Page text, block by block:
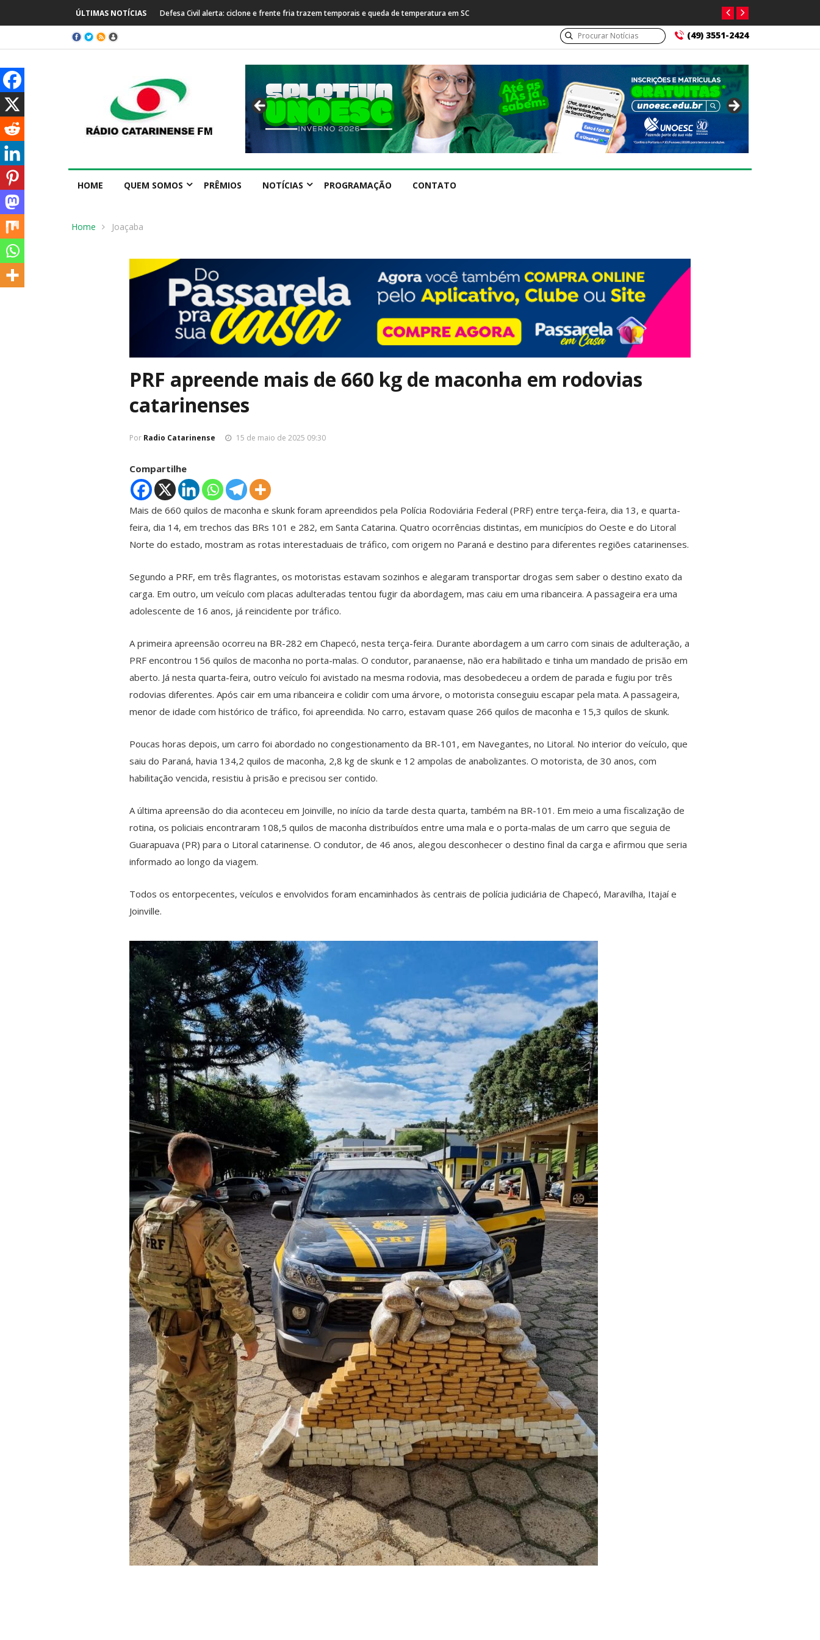
ÚLTIMAS NOTÍCIAS
temporais e queda de temperatura em SCPrefeitura de Capinzal se manifesta após prisão de farmacêutico suspeito de tráfico
(49) 3551-2424
HOME QUEM SOMOS PRÊMIOS NOTÍCIAS PROGRAMAÇÃO CONTATO
Home Joaçaba
PRF apreende mais de 660 kg de maconha em rodovias
catarinenses
Por Radio Catarinense 15 de maio de 2025 09:30
Compartilhe
Mais de 660 quilos de maconha e skunk foram apreendidos pela Polícia Rodoviária Federal (PRF) entre terça-feira, dia 13, e quarta-
feira, dia 14, em trechos das BRs 101 e 282, em Santa Catarina. Quatro ocorrências distintas, em municípios do Oeste e do Litoral
Norte do estado, mostram as rotas interestaduais de tráfico, com origem no Paraná e destino para diferentes regiões catarinenses.
Segundo a PRF, em três flagrantes, os motoristas estavam sozinhos e alegaram transportar drogas sem saber o destino exato da
carga. Em outro, um veículo com placas adulteradas tentou fugir da abordagem, mas caiu em uma ribanceira. A passageira era uma
adolescente de 16 anos, já reincidente por tráfico.
A primeira apreensão ocorreu na BR-282 em Chapecó, nesta terça-feira. Durante abordagem a um carro com sinais de adulteração, a
PRF encontrou 156 quilos de maconha no porta-malas. O condutor, paranaense, não era habilitado e tinha um mandado de prisão em
aberto. Já nesta quarta-feira, outro veículo foi avistado na mesma rodovia, mas desobedeceu a ordem de parada e fugiu por três
rodovias diferentes. Após cair em uma ribanceira e colidir com uma árvore, o motorista conseguiu escapar pela mata. A passageira,
menor de idade com histórico de tráfico, foi apreendida. No carro, estavam quase 266 quilos de maconha e 15,3 quilos de skunk.
Poucas horas depois, um carro foi abordado no congestionamento da BR-101, em Navegantes, no Litoral. No interior do veículo, que
saiu do Paraná, havia 134,2 quilos de maconha, 2,8 kg de skunk e 12 ampolas de anabolizantes. O motorista, de 30 anos, com
habilitação vencida, resistiu à prisão e precisou ser contido.
A última apreensão do dia aconteceu em Joinville, no início da tarde desta quarta, também na BR-101. Em meio a uma fiscalização de
rotina, os policiais encontraram 108,5 quilos de maconha distribuídos entre uma mala e o porta-malas de um carro que seguia de
Guarapuava (PR) para o Litoral catarinense. O condutor, de 46 anos, alegou desconhecer o destino final da carga e afirmou que seria
informado ao longo da viagem.
Todos os entorpecentes, veículos e envolvidos foram encaminhados às centrais de polícia judiciária de Chapecó, Maravilha, Itajaí e
Joinville.